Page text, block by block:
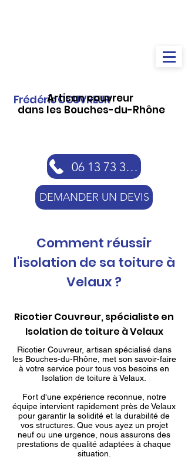
Frédéric COUVREUR
Artisan couvreur
dans les Bouches-du-Rhône
06 13 73 30 46
DEMANDER UN DEVIS
Comment réussir
l'isolation de sa toiture à
Velaux ?
Ricotier Couvreur, spécialiste en
Isolation de toiture à Velaux
Ricotier Couvreur, artisan spécialisé dans
les Bouches-du-Rhône, met son savoir-faire
à votre service pour tous vos besoins en
Isolation de toiture à Velaux.
Fort d'une expérience reconnue, notre
équipe intervient rapidement près de Velaux
pour garantir la solidité et la durabilité de
vos structures. Que vous ayez un projet
neuf ou une urgence, nous assurons des
prestations de qualité adaptées à chaque
situation.